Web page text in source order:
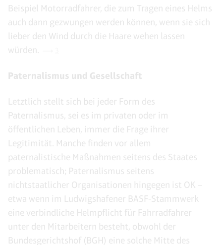
Beispiel Motorradfahrer, die zum Tragen eines Helms
auch dann gezwungen werden können, wenn sie sich
lieber den Wind durch die Haare wehen lassen
würden.
Paternalismus und Gesellschaft
Letztlich stellt sich bei jeder Form des
Paternalismus, sei es im privaten oder im
öffentlichen Leben, immer die Frage ihrer
Legitimität. Manche finden vor allem
paternalistische Maßnahmen seitens des Staates
problematisch; Paternalismus seitens
nichtstaatlicher Organisationen hingegen ist OK –
etwa wenn im Ludwigshafener BASF-Stammwerk
eine verbindliche Helmpflicht für Fahrradfahrer
unter den Mitarbeitern besteht, obwohl der
Bundesgerichtshof (BGH) eine solche Mitte des